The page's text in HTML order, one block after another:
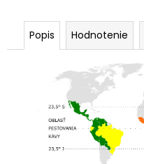
Popis Hodnotenie